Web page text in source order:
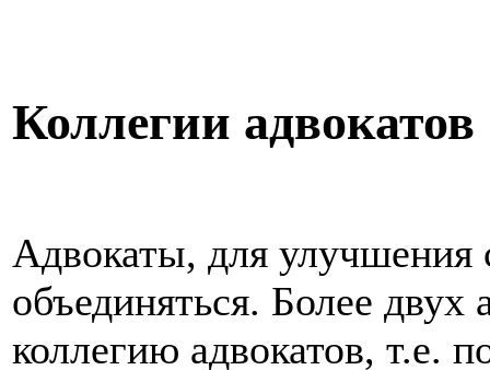
Коллегии адвокатов
Адвокаты, для улучшения
объединяться. Более двух
коллегию адвокатов, т.е.